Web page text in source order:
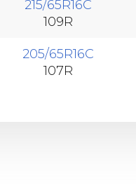
215/65R16C
109R
205/65R16C
107R